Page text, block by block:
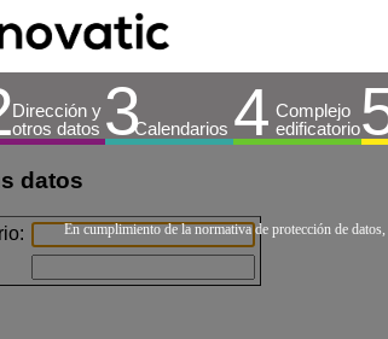
En cumplimiento de la normativa de protección de
datos